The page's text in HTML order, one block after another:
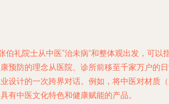
礼院士从中医“治未病”和整体观出发，可以
防的理念从医院、诊所前移至千家万户的日
设计的一次跨界对话。例如，将中医对材质（
有中医文化特色和健康赋能的产品。